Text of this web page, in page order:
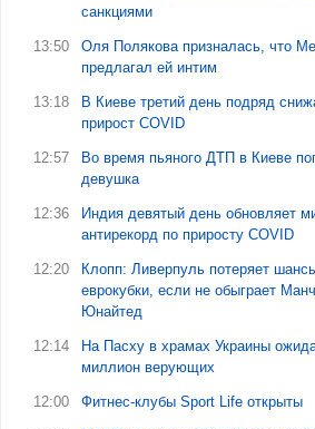
санкциями
13:50
Оля Полякова призналась, что
предлагал ей интим
13:18
В Киеве третий день подряд
прирост COVID
12:57
Во время пьяного ДТП в Киеве
девушка
12:36
Индия девятый день обновляет
антирекорд по приросту COVID
12:20
Клопп: Ливерпуль потеряет
еврокубки, если не обыграет
Юнайтед
12:14
На Пасху в храмах Украины
миллион верующих
12:00 Фитнес-клубы Sport Life открыты